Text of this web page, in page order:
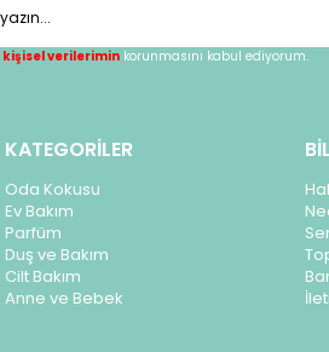
kişisel verilerimin korunmasını kabul ediyorum.
KATEGORİLER
Oda Kokusu
Ev Bakım
Parfüm
Duş ve Bakım
Cilt Bakım
Anne ve Bebek